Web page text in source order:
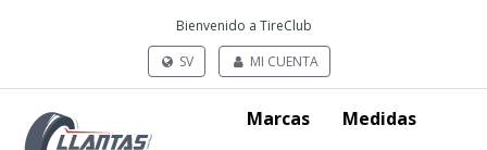
Bienvenido a TireClub
SV
MI CUENTA
Marcas Medidas